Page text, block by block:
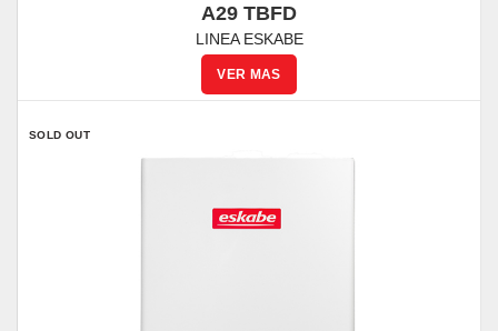
A29 TBFD
LINEA ESKABE
SOLD OUT